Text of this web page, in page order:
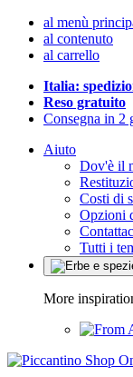
al menù
al contenuto
al carrello
Italia:
Reso gratuito
Consegna in 2
Aiuto
Dov'è il
Costi di
Opzioni
Tutti i
More